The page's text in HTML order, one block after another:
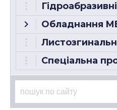
Обладнання
Спеціальна